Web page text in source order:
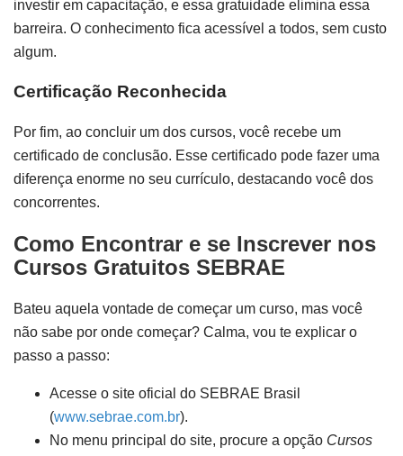
investir em capacitação, e essa gratuidade elimina essa
barreira. O conhecimento fica acessível a todos, sem custo
algum.
Certificação Reconhecida
Por fim, ao concluir um dos cursos, você recebe um
certificado de conclusão. Esse certificado pode fazer uma
diferença enorme no seu currículo, destacando você dos
concorrentes.
Como Encontrar e se Inscrever nos
Cursos Gratuitos SEBRAE
Bateu aquela vontade de começar um curso, mas você
não sabe por onde começar? Calma, vou te explicar o
passo a passo:
Acesse o site oficial do SEBRAE Brasil
(www.sebrae.com.br).
No menu principal do site, procure a opção Cursos